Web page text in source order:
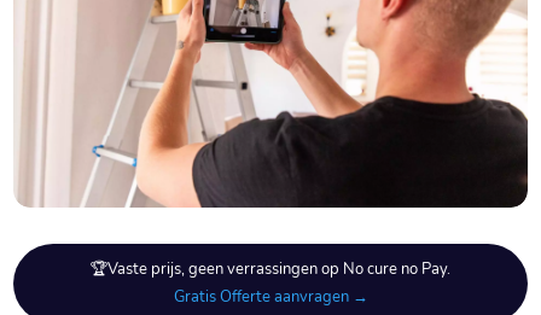
🏆Vaste prijs, geen verrassingen op No cure no Pay.
Gratis Offerte aanvragen →